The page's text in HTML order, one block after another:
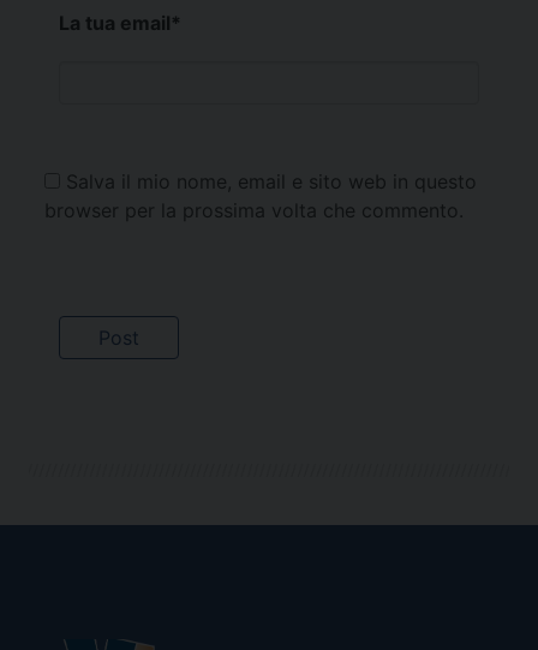
La tua email*
Salva il mio nome, email e sito web in questo
browser per la prossima volta che commento.